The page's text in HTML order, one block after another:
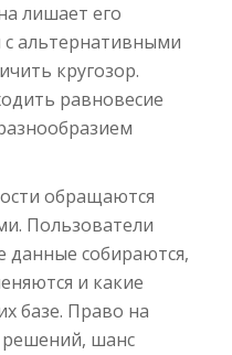
лишает его
с альтернативными
кругозор.
равновесие
обращаются
Пользователи
данные собираются,
и какие
базе. Право на
шанс